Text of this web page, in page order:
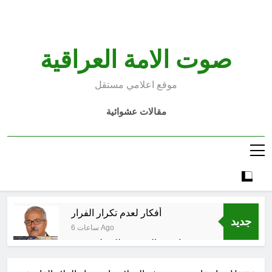
صوت الامة العراقية
موقع اعلامي مستقل
مقالات عشوائية
جديد
أفكار لعدم تكرار الفرار
6 ساعات Ago
انتهت الحرب… لكن لم ينتهي
12 ساعة Ago